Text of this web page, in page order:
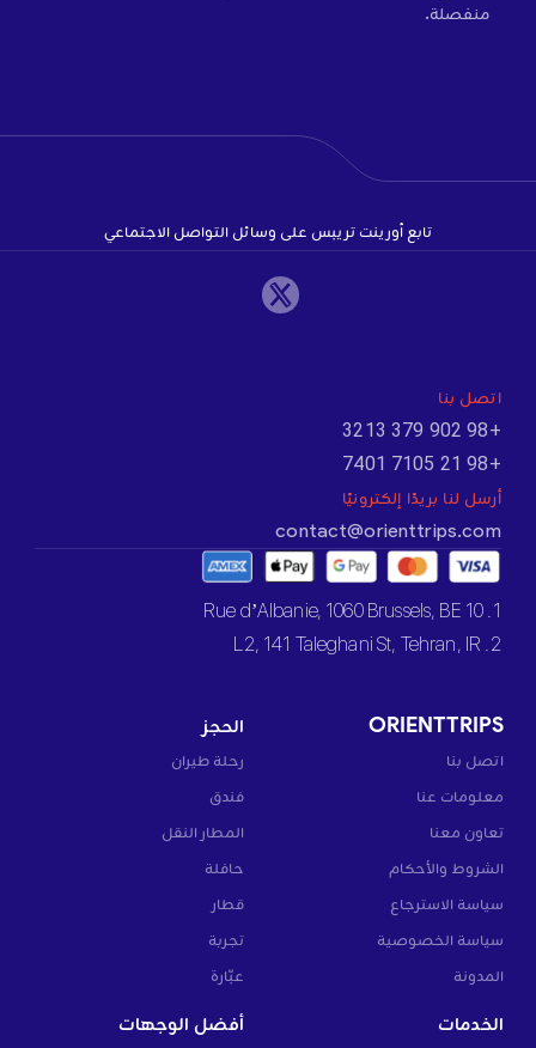
منفصلة.
تابع أورينت تريبس على وسائل التواصل الاجتماعي
اتصل بنا
+98 902 379 3213
+98 21 7105 7401
أرسل لنا بريدًا إلكترونيًا
contact@orienttrips.com
1. 10 Rue d’Albanie, 1060 Brussels, BE
2. L2, 141 Taleghani St, Tehran, IR
ORIENTTRIPS
اتصل بنا
معلومات عنا
تعاون معنا
الشروط والأحكام
سياسة الاسترجاع
سياسة الخصوصية
المدونة
الحجز
رحلة طيران
فندق
المطار النقل
حافلة
قطار
تجربة
عبّارة
الخدمات أفضل الوجهات